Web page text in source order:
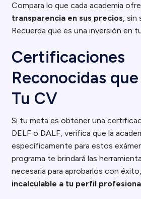
Compara lo que cada academia
transparencia en sus precios, sin
Recuerda que es una inversión en
Certificaciones
Reconocidas
Tu CV
Si tu meta es obtener una
DELF o DALF, verifica que la
específicamente para estos
programa te brindará las
necesaria para aprobarlos con
incalculable a tu perfil